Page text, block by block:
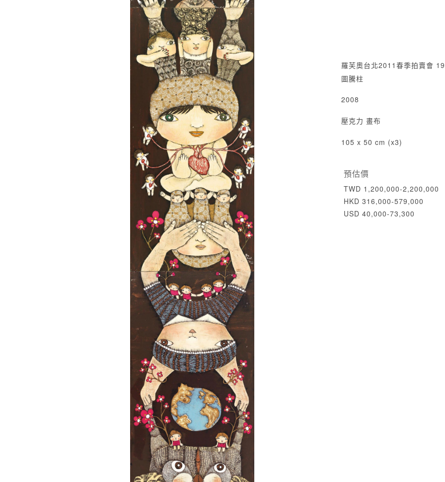
羅芙奧台北2011春季拍賣會
圖騰柱
2008
壓克力 畫布
105 x 50 cm (x3)
預估價
TWD 1,200,000-2,200,000
HKD 316,000-579,000
USD 40,000-73,300